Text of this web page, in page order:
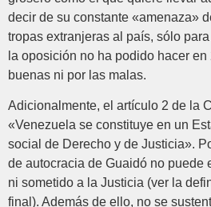
decir de su constante «amenaza»
tropas extranjeras al país, sólo
la oposición no ha podido hacer
buenas ni por las malas.
Adicionalmente, el artículo 2 de la
«Venezuela se constituye en un
social de Derecho y de Justicia».
de autocracia de Guaidó no puede
ni sometido a la Justicia (ver la
final). Además de ello, no se